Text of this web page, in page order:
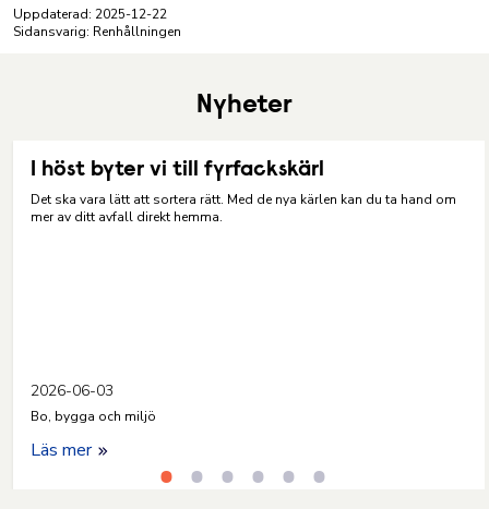
Uppdaterad: 2025-12-22
Sidansvarig: Renhållningen
Nyheter
I höst byter vi till fyrfackskärl
Det ska vara lätt att sortera rätt. Med de nya kärlen kan du ta hand om
mer av ditt avfall direkt hemma.
2026-06-03
Bo, bygga och miljö
Läs mer